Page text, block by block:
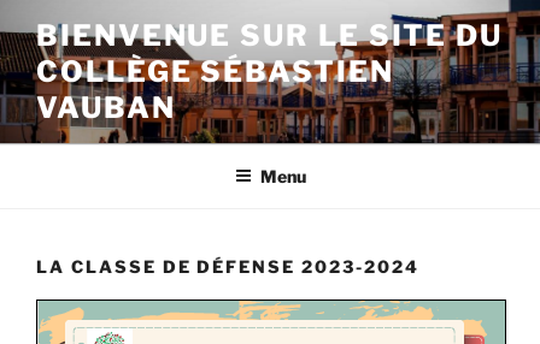
au
contenu
principal
BIENVENUE SUR LE SITE DU
COLLÈGE SÉBASTIEN
VAUBAN
Menu
LA CLASSE DE DÉFENSE 2023-2024